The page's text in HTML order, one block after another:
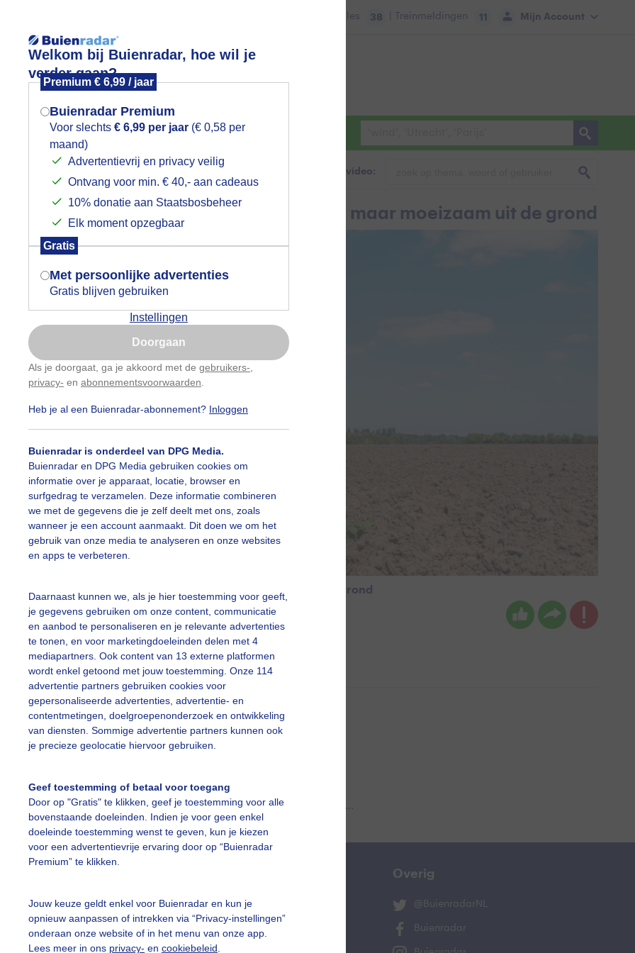
Welkom bij Buienradar, hoe wil je
verder gaan?
Premium € 6,99 / jaar
Buienradar Premium
Voor slechts € 6,99 per jaar (€ 0,58 per
maand)
Advertentievrij en privacy veilig
Ontvang voor min. € 40,- aan cadeaus
10% donatie aan Staatsbosbeheer
Elk moment opzegbaar
Gratis
Met persoonlijke advertenties
Gratis blijven gebruiken
Instellingen
Doorgaan
Als je doorgaat, ga je akkoord met de gebruikers-
privacy- en abonnementsvoorwaarden
Heb je al een Buienradar-abonnement? Inloggen
Buienradar is onderdeel van DPG Media.
Buienradar en DPG Media gebruiken cookies om
informatie over je apparaat, locatie, browser en
surfgedrag te verzamelen. Deze informatie combineren
we met de gegevens die je zelf deelt met ons, zoals
wanneer je een account aanmaakt. Dit doen we om het
gebruik van onze media te analyseren en onze websites
en apps te verbeteren.
Daarnaast kunnen we, als je hier toestemming voor geeft,
je gegevens gebruiken om onze content, communicatie
en aanbod te personaliseren en je relevante advertenties
te tonen, en voor marketingdoeleinden delen met 4
mediapartners. Ook content van 13 externe platformen
wordt enkel getoond met jouw toestemming. Onze 114
advertentie partners gebruiken cookies voor
gepersonaliseerde advertenties, advertentie- en
contentmetingen, doelgroepenonderzoek en ontwikkeling
van diensten. Sommige advertentie partners kunnen ook
je precieze geolocatie hiervoor gebruiken.
Geef toestemming of betaal voor toegang
Door op "Gratis" te klikken, geef je toestemming voor alle
bovenstaande doeleinden. Indien je voor geen enkel
doeleinde toestemming wenst te geven, kun je kiezen
voor een advertentievrije ervaring door op “Buienradar
Premium” te klikken.
Jouw keuze geldt enkel voor Buienradar en kun je
opnieuw aanpassen of intrekken via “Privacy-instellingen”
onderaan onze website of in het menu van onze app.
Lees meer in ons privacy- en cookiebeleid
Mijn Account
Files 38 | Treinmeldingen 11
Foto en video Weerzine
Zoeken in foto & video:
de droogte komen deze aardappelen maar moeizaam uit de grond
de droogte komen deze aardappelen maar moeizaam uit de grond
Jos Hebben Gemaakt: 19-05-2025, 40x bekeken
Zon Wolken
slideshow
Een moment geduld aub...
vragen
De Bilt
Overig
@BuienradarNL
Buienradar
Mogen we je locatie gebruiken voor
het weer?
Indien je hier nog geen akkoord op hebt
gegeven, verschijnt er zo een pop-up uit
je browser waarin deze toestemming
gevraagd wordt.
Is goed, toon de popup
Nu niet, misschien later
Gebruik je Safari en wil je niet elke dag deze pop-up
Klikhierom dit aan te passen